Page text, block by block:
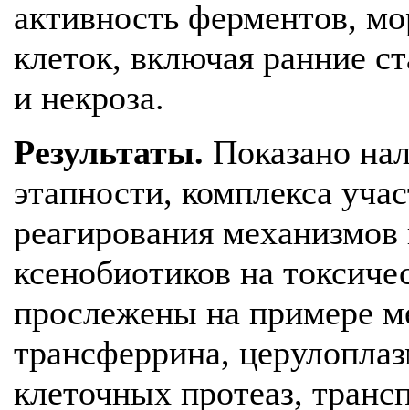
активность ферментов,
клеток, включая ранние
и некроза.
Результаты. Показано
этапности, комплекса
реагирования механизмов
ксенобиотиков на
прослежены на примере
трансферрина,
клеточных протеаз,